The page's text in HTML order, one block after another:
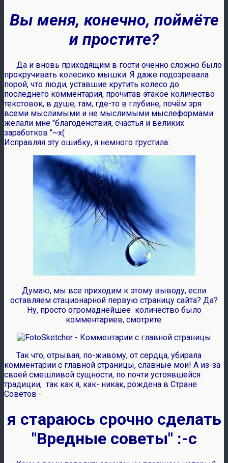
Вы меня, конечно, поймёте
и простите?
Да и вновь приходящим в гости оченно сложно было
прокручивать колесико мышки. Я даже подозревала
порой, что люди, уставшие крутить колесо до
последнего комментария, прочитав этакое количество
текстовок, в душе, там, где-то в глубине, почём зря
всеми мыслимыми и не мыслимыми мыслеформами
желали мне "благоденствия, счастья и великих
заработков "~x(
Исправляя эту ошибку, я немного грустила:
Думаю, мы все приходим к этому выводу, если
оставляем стационарной первую страницу сайта? Да?
Ну, просто огромаднейшее количество было
комментариев, смотрите:
Так что, отрывая, по-живому, от сердца, убирала
комментарии с главной страницы, славные мои! А из-за
своей смешливой сущности, по почти устоявшейся
традиции, так как я, как- никак, рождена в Стране
Советов -
я стараюсь срочно сделать
"Вредные советы" :-c